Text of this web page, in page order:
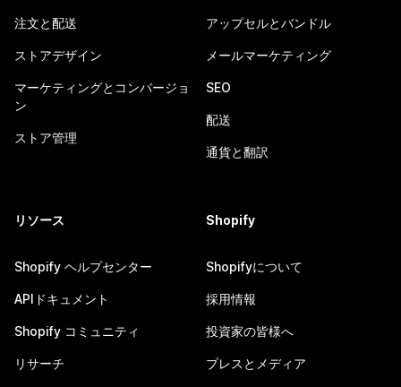
注文と配送
ストアデザイン
マーケティングとコンバージョ
ン
ストア管理
アップセルとバンドル
メールマーケティング
SEO
配送
通貨と翻訳
リソース
Shopify ヘルプセンター
APIドキュメント
Shopify コミュニティ
リサーチ
Shopify
Shopifyについて
採用情報
投資家の皆様へ
プレスとメディア